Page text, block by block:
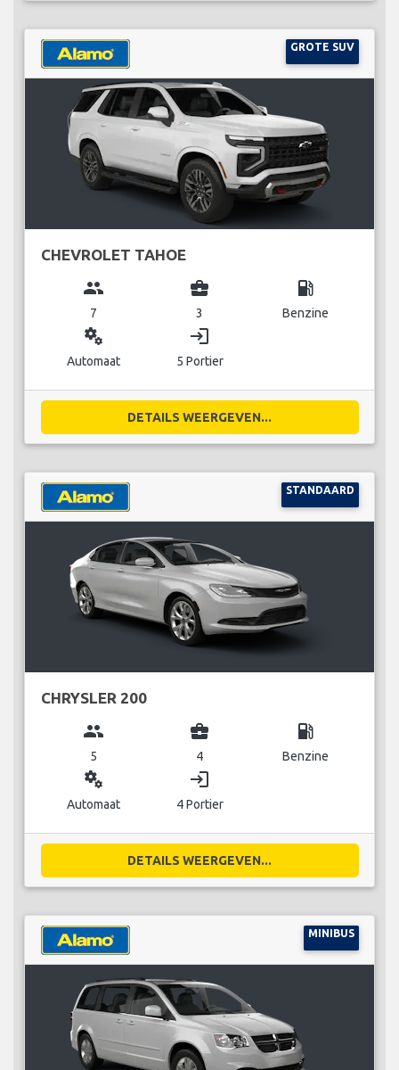
GROTE SUV
CHEVROLET TAHOE
group
7
business_center
3
local_gas_station
Benzine
miscellaneous_services
Automaat
login
5 Portier
DETAILS WEERGEVEN...
STANDAARD
CHRYSLER 200
group
5
business_center
4
local_gas_station
Benzine
miscellaneous_services
Automaat
login
4 Portier
DETAILS WEERGEVEN...
MINIBUS